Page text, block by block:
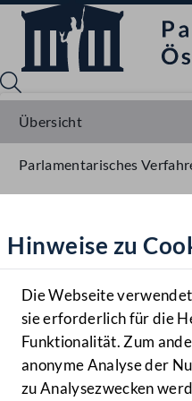
Hilfe
Benutzer
Navigationsmenü
MENÜ
Hinweise zu
Die Webseite
sie erforderlich für die
Funktionalität. Zum
anonyme Analyse der
zu Analysezwecken
Übersicht
Parlamentarisches
Liste der Rednerinnen und